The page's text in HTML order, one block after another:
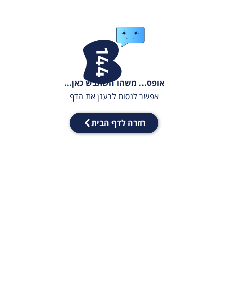
אופס... משהו השתבש כאן...
אפשר לנסות לרענן את הדף
חזרה לדף הבית